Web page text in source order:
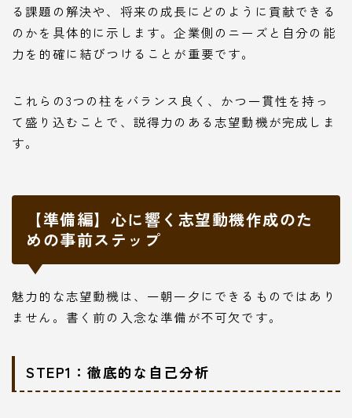
る課題の解決や、将来の成長にどのように貢献できる
のかを具体的に示します。企業側のニーズと自分の能
力を的確に結びつけることが重要です。
これらの3つの柱をバランス良く、かつ一貫性を持っ
て盛り込むことで、説得力のある志望動機が完成しま
す。
【準備編】心に響く志望動機作成のた
めの事前ステップ
魅力的な志望動機は、一朝一夕にできるものではあり
ません。書く前の入念な準備が不可欠です。
STEP1：徹底的な自己分析